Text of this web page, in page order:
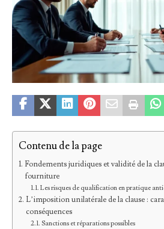
Contenu de la page
Fondements juridiques et validité de la
fourniture
Les risques de qualification en pratique
L’imposition unilatérale de la clause :
conséquences
Sanctions et réparations possibles